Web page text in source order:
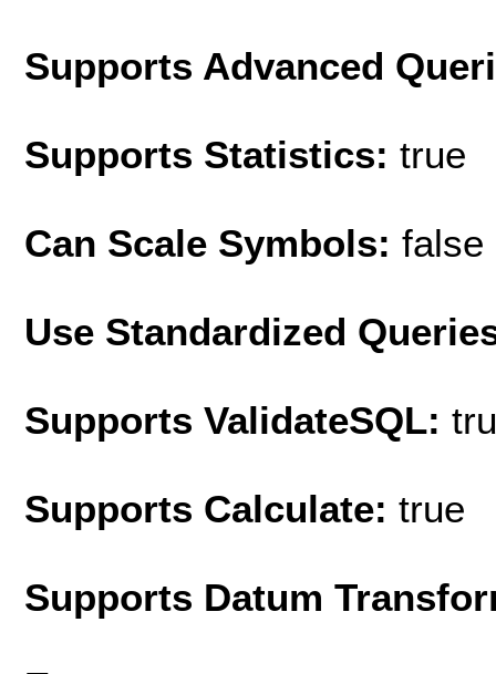
Supports Advanced
Supports Statistics: true
Can Scale Symbols: false
Use Standardized
Supports ValidateSQL:
Supports Calculate: true
Supports Datum